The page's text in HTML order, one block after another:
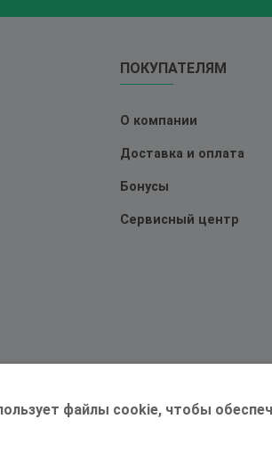
ПОКУПАТЕЛЯМ
О компании
Доставка и оплата
Бонусы
Сервисный центр
файлы cookie, чтобы